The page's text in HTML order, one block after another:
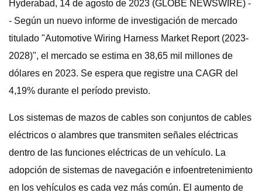
Hyderabad, 14 de agosto de 2023 (GLOBE NEWSWIRE) -
- Según un nuevo informe de investigación de mercado
titulado "Automotive Wiring Harness Market Report (2023-
2028)", el mercado se estima en 38,65 mil millones de
dólares en 2023. Se espera que registre una CAGR del
4,19% durante el período previsto.
Los sistemas de mazos de cables son conjuntos de cables
eléctricos o alambres que transmiten señales eléctricas
dentro de las funciones eléctricas de un vehículo. La
adopción de sistemas de navegación e infoentretenimiento
en los vehículos es cada vez más común. El aumento de